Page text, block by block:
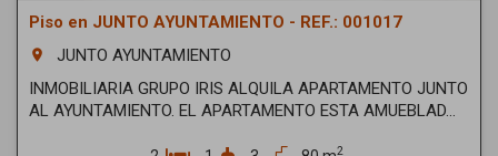
Piso en JUNTO AYUNTAMIENTO - REF.: 001017
room
JUNTO AYUNTAMIENTO
INMOBILIARIA GRUPO IRIS ALQUILA APARTAMENTO JUNTO
AL AYUNTAMIENTO. EL APARTAMENTO ESTA AMUEBLAD...
2